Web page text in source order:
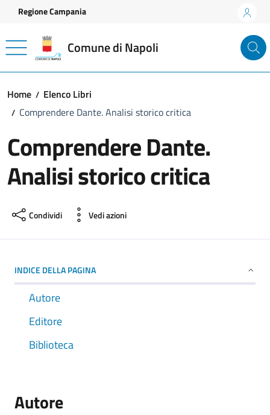
Vai ai contenuti
Vai al footer
Regione Campania
Comune di Napoli
Home
Elenco Libri
Comprendere Dante. Analisi storico critica
Comprendere Dante.
Analisi storico critica
Condividi Vedi azioni
INDICE DELLA PAGINA
Autore
Editore
Biblioteca
Autore